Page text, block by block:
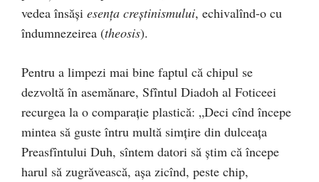
vedea însăși esența creștinismului, echivalînd-o cu
îndumnezeirea (theosis).
Pentru a limpezi mai bine faptul că chipul se
dezvoltă în asemănare, Sfîntul Diadoh al Foticeei
recurgea la o comparație plastică: „Deci cînd începe
mintea să guste întru multă simțire din dulceața
Preasfîntului Duh, sîntem datori să știm că începe
harul să zugrăvească, așa zicînd, peste chip,